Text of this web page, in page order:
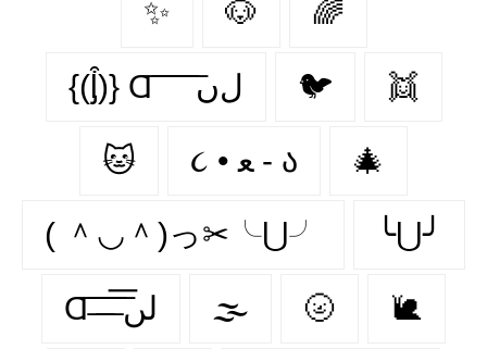
✨ 🐶 🌈
{(ᶅ͒)} Ɑ͞ ͞ ͞ ͞ ͞ ﻝﮞ 🐦‍ 👯‍
🐱 ૮ • ﻌ - ა 🎄
( ＾◡＾)っ✂╰⋃╯ ╰⋃╯
Ɑ͞ ̶͞ ̶͞ ̶͞ لں͞ 🌫️ 🌝 🐌